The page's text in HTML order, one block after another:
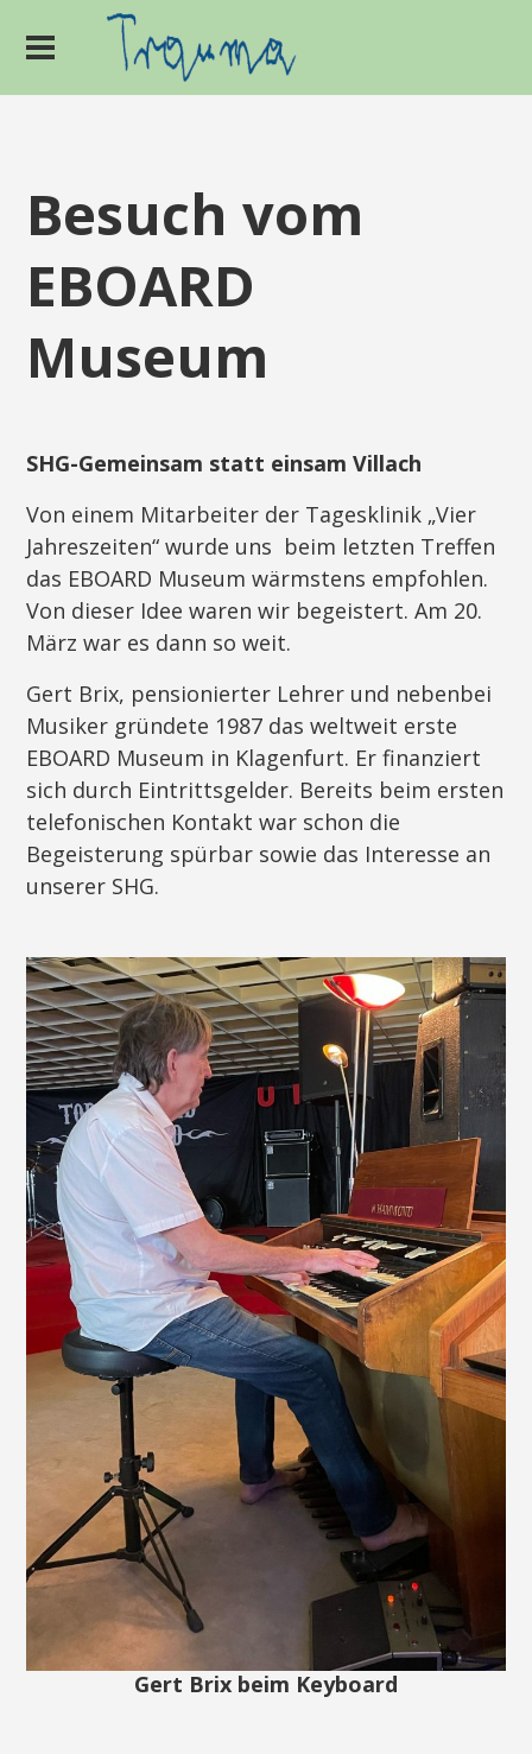
Besuch vom
EBOARD
Museum
SHG-Gemeinsam statt einsam Villach
Von einem Mitarbeiter der Tagesklinik „Vier
Jahreszeiten“ wurde uns beim letzten Treffen
das EBOARD Museum wärmstens empfohlen.
Von dieser Idee waren wir begeistert. Am 20.
März war es dann so weit.
Gert Brix, pensionierter Lehrer und nebenbei
Musiker gründete 1987 das weltweit erste
EBOARD Museum in Klagenfurt. Er finanziert
sich durch Eintrittsgelder. Bereits beim ersten
telefonischen Kontakt war schon die
Begeisterung spürbar sowie das Interesse an
unserer SHG.
Gert Brix beim Keyboard